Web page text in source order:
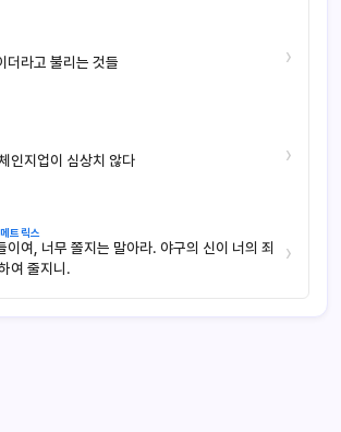
더라고 불리는 것들 ›
인지업이 심상치 않다 ›
트릭스
이여, 너무 쫄지는 말아라. 야구의 신이 너의 죄
여 줄지니.
›